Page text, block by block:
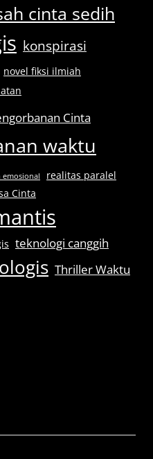
cinta sedih
konspirasi
novel fiksi ilmiah
Cinta
waktu
emosional
realitas paralel
Cinta
teknologi canggih
Thriller Waktu